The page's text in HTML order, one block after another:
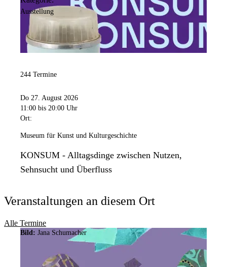
Ausstellung
244 Termine
Do 27. August 2026
11:00 bis 20:00 Uhr
Ort:
Museum für Kunst und Kulturgeschichte
KONSUM - Alltagsdinge zwischen Nutzen,
Sehnsucht und Überfluss
Veranstaltungen an diesem Ort
Alle Termine
Bild: Jana Schumacher